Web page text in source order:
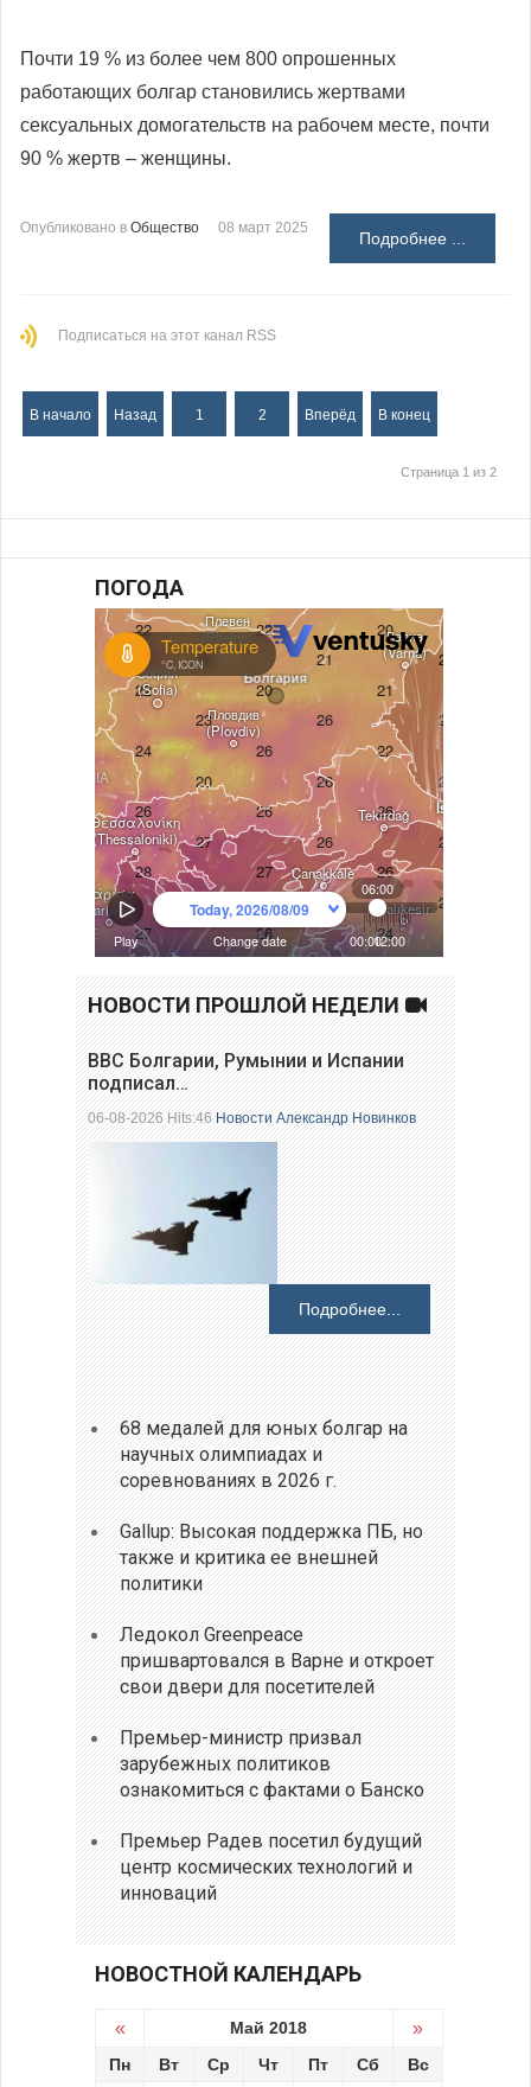
Почти 19 % из более чем 800 опрошенных
работающих болгар становились жертвами
сексуальных домогательств на рабочем месте, почти
90 % жертв – женщины.
Опубликовано в Общество 08 март 2025
Подробнее ...
Подписаться на этот канал RSS
В начало Назад 1 2 Вперёд В конец
Страница 1 из 2
ПОГОДА
НОВОСТИ ПРОШЛОЙ НЕДЕЛИ
ВВС Болгарии, Румынии и Испании
подписал…
06-08-2026 Hits:46Новости Александр Новинков
Подробнее...
68 медалей для юных болгар на
научных олимпиадах и
соревнованиях в 2026 г.
Gallup: Высокая поддержка ПБ, но
также и критика ее внешней
политики
Ледокол Greenpeace
пришвартовался в Варне и откроет
свои двери для посетителей
Премьер-министр призвал
зарубежных политиков
ознакомиться с фактами о Банско
Премьер Радев посетил будущий
центр космических технологий и
инноваций
НОВОСТНОЙ КАЛЕНДАРЬ
« Май 2018 »
Пн Вт Ср Чт Пт Сб Вс